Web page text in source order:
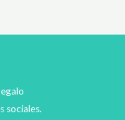
sociales.